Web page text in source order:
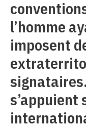
l’homme
imposent
s’appuient